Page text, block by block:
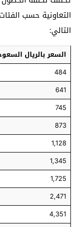
التعاونية حسب
التالي:
السعر بالريال
484
641
745
873
1,128
1,345
1,725
2,471
4,351